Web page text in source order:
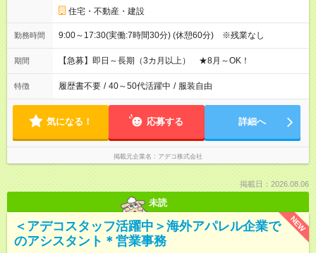
住宅・不動産・建設
勤務時間 9:00～17:30(実働:7時間30分) (休憩60分) ※残業なし
期間 【急募】即日～長期（3カ月以上） ★8月～OK！
特徴 履歴書不要 / 40～50代活躍中 / 服装自由
気になる！ 応募する 詳細へ
掲載元企業名 アデコ株式会社
掲載日：2026.08.06
未読
NEW
＜アデコスタッフ活躍中＞海外アパレル企業で
のアシスタント＊営業事務